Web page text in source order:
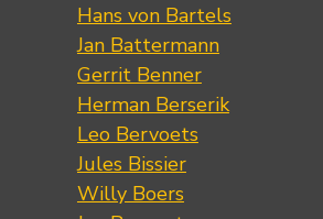
Hans von Bartels
Jan Battermann
Gerrit Benner
Herman Berserik
Leo Bervoets
Jules Bissier
Willy Boers